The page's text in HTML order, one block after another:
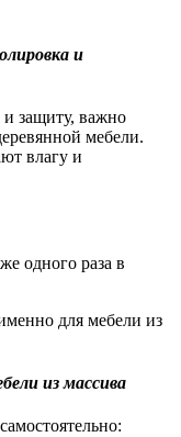
и
и защиту, важно
мебели.
влагу и
одного раза в
для мебели из
из массива